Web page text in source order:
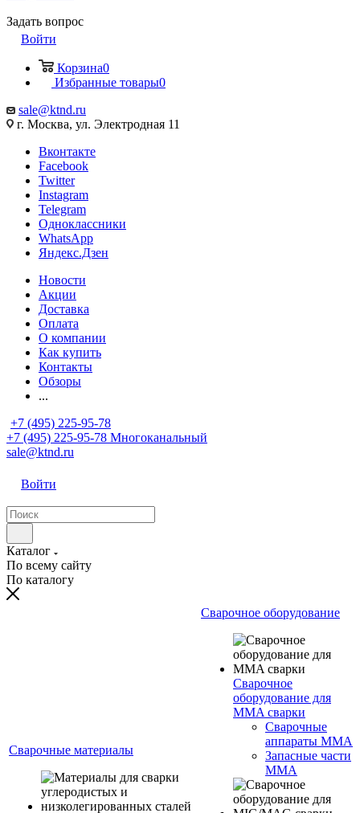
Задать вопрос
Войти
Корзина0
Избранные товары0
sale@ktnd.ru
г. Москва, ул. Электродная 11
Вконтакте
Facebook
Twitter
Instagram
Telegram
Одноклассники
WhatsApp
Яндекс.Дзен
Новости
Акции
Доставка
Оплата
О компании
Как купить
Контакты
Обзоры
...
+7 (495) 225-95-78
+7 (495) 225-95-78 Многоканальный
sale@ktnd.ru
Войти
Каталог
По всему сайту
По каталогу
Сварочные материалы
Сварочное оборудование
Сварочное
оборудование для
MMA сварки
Сварочные
аппараты MMA
Запасные части
MMA